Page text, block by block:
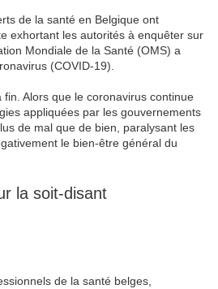
de la santé en Belgique ont
exhortant les autorités à enquêter sur
Mondiale de la Santé (OMS) a
(COVID-19).
Alors que le coronavirus continue
appliquées par les gouvernements
de mal que de bien, paralysant les
le bien-être général du
la soit-disant
de la santé belges,